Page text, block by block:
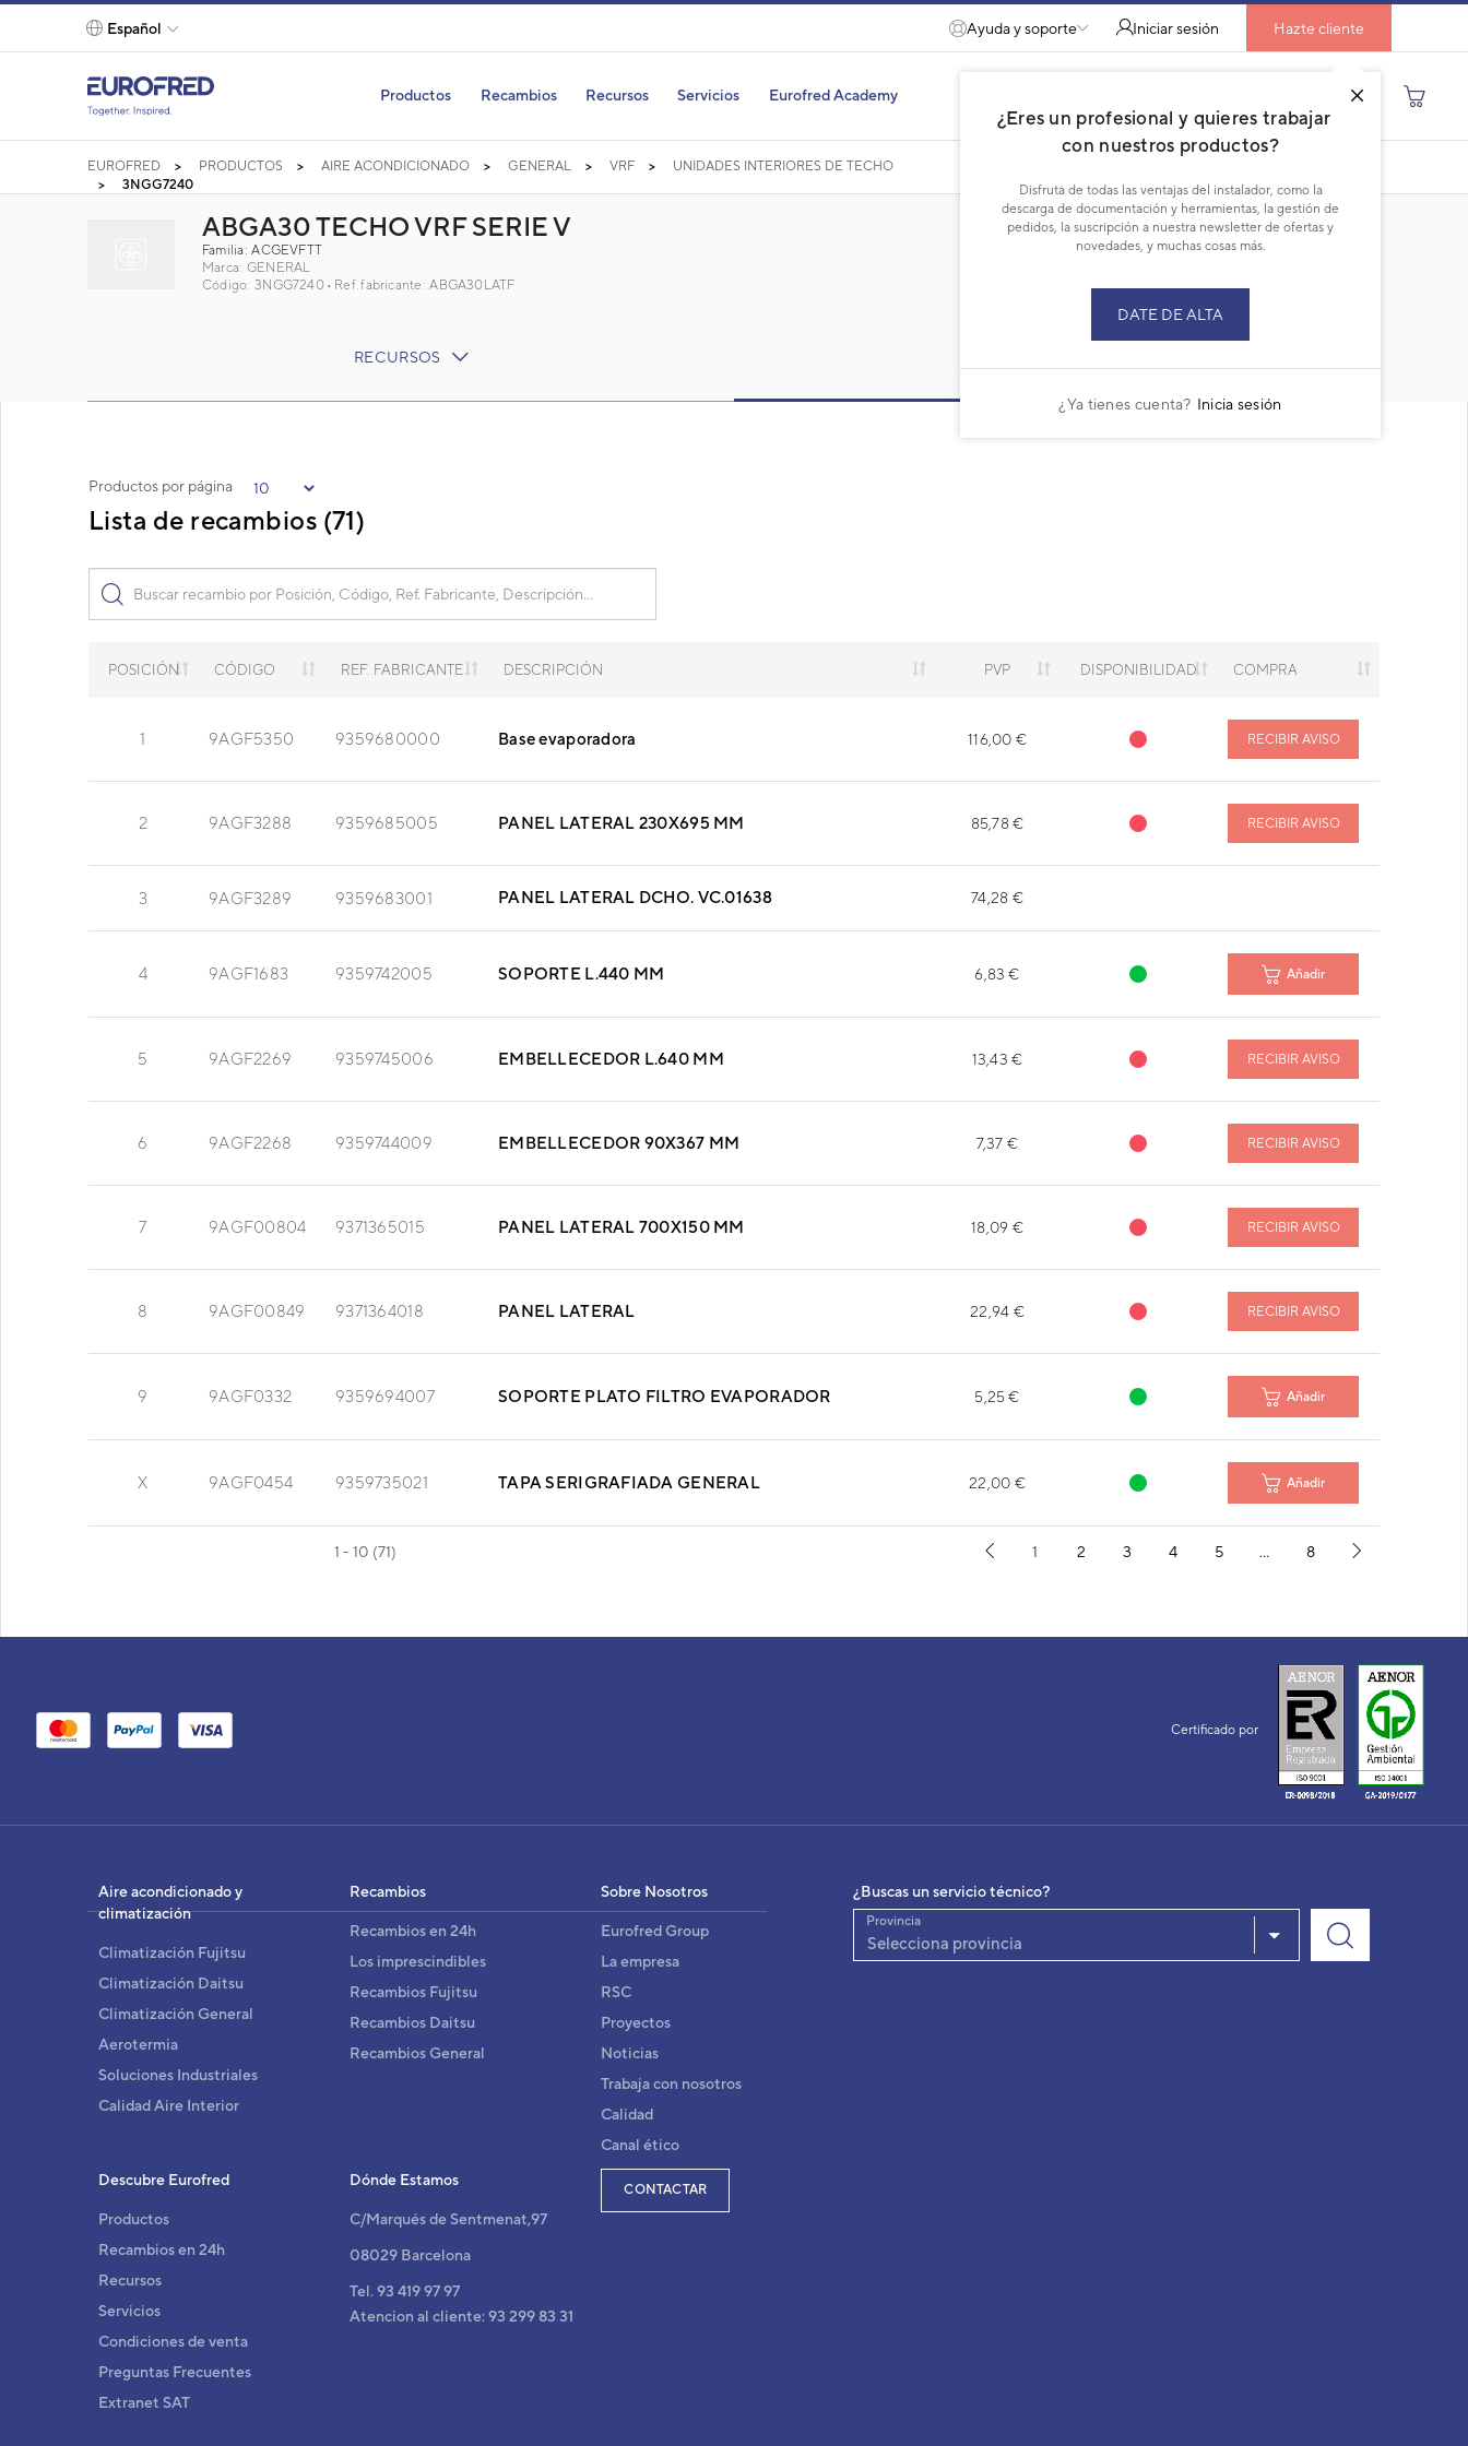
text.skipToContent
text.skipToNavigation
Español
Ayuda y soporte Iniciar sesión
¿Eres un profesional y quieres trabajar
con nuestros productos?
Disfruta de todas las ventajas del instalador, como la
descarga de documentación y herramientas, la gestión de
pedidos, la suscripción a nuestra newsletter de ofertas y
novedades, y muchas cosas más.
DATE DE ALTA
¿Ya tienes cuenta? Inicia sesión
Hazte cliente
Productos Recambios Recursos Servicios Eurofred Academy
EUROFRED PRODUCTOS AIRE ACONDICIONADO GENERAL VRF
UNIDADES INTERIORES DE TECHO
3NGG7240
ABGA30 TECHO VRF SERIE V
Familia: ACGEVFTT
Marca: GENERAL
Código: 3NGG7240
Ref. fabricante: ABGA30LATF
RECURSOS
CURRENT
Lista de recambios (71)
Productos por página
POSICIÓN CÓDIGO REF. FABRICANTE DESCRIPCIÓN PVP DISPONIBILIDAD COMPRA
1 9AGF5350 9359680000 Base evaporadora 116,00 € RECIBIR AVISO
2 9AGF3288 9359685005 PANEL LATERAL 230X695 MM 85,78 € RECIBIR AVISO
3 9AGF3289 9359683001 PANEL LATERAL DCHO. VC.01638 74,28 €
4 9AGF1683 9359742005 SOPORTE L.440 MM 6,83 € Añadir
5 9AGF2269 9359745006 EMBELLECEDOR L.640 MM 13,43 € RECIBIR AVISO
6 9AGF2268 9359744009 EMBELLECEDOR 90X367 MM 7,37 € RECIBIR AVISO
7 9AGF00804 9371365015 PANEL LATERAL 700X150 MM 18,09 € RECIBIR AVISO
8 9AGF00849 9371364018 PANEL LATERAL 22,94 € RECIBIR AVISO
9 9AGF0332 9359694007 SOPORTE PLATO FILTRO EVAPORADOR 5,25 € Añadir
X 9AGF0454 9359735021 TAPA SERIGRAFIADA GENERAL 22,00 € Añadir
1 - 10 (71) 1 2 3 4 5 … 8
ABGA30 TECHO VRF SERIE V
8432884150243
Ref. fabricante:ABGA30LATF
Certificado por
Aire acondicionado y
climatización
Climatización Fujitsu
Climatización Daitsu
Climatización General
Aerotermia
Soluciones Industriales
Calidad Aire Interior
Recambios
Recambios en 24h
Los imprescindibles
Recambios Fujitsu
Recambios Daitsu
Recambios General
Sobre Nosotros
Eurofred Group
La empresa
RSC
Proyectos
Noticias
Trabaja con nosotros
Calidad
Canal ético
Descubre Eurofred
Productos
Recambios en 24h
Recursos
Servicios
Condiciones de venta
Preguntas Frecuentes
Extranet SAT
Dónde Estamos
C/Marqués de Sentmenat,97
08029 Barcelona
Tel. 93 419 97 97
Atencion al cliente: 93 299 83 31
CONTACTAR
¿Buscas un servicio técnico?
Selecciona provincia
Provincia